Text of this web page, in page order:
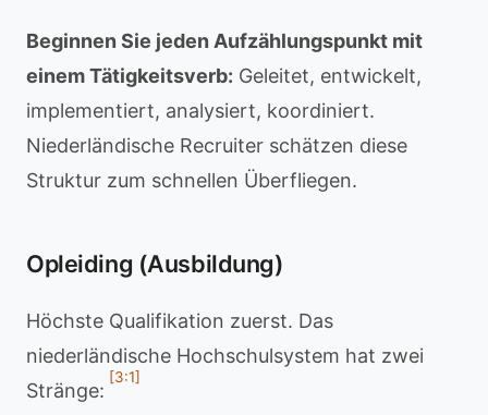
Beginnen Sie jeden Aufzählungspunkt mit
einem Tätigkeitsverb: Geleitet, entwickelt,
implementiert, analysiert, koordiniert.
Niederländische Recruiter schätzen diese
Struktur zum schnellen Überfliegen.
Opleiding (Ausbildung)
Höchste Qualifikation zuerst. Das
niederländische Hochschulsystem hat zwei
Stränge:
[3:1]